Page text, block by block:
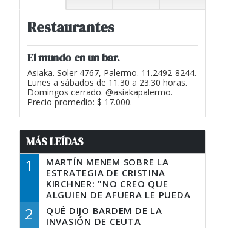
Restaurantes
El mundo en un bar.
Asiaka. Soler 4767, Palermo. 11.2492-8244.
Lunes a sábados de 11.30 a 23.30 horas.
Domingos cerrado. @asiakapalermo.
Precio promedio: $ 17.000.
MÁS LEÍDAS
1
MARTÍN MENEM SOBRE LA
ESTRATEGIA DE CRISTINA
KIRCHNER: "NO CREO QUE
ALGUIEN DE AFUERA LE PUEDA
DECIR A LA JUSTICIA LO QUE
TIENE QUE HACER"
2
QUÉ DIJO BARDEM DE LA
INVASIÓN DE CEUTA